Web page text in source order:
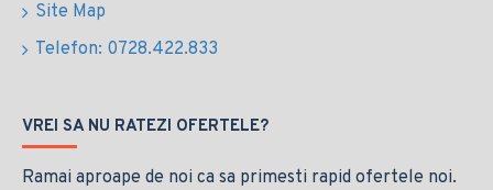
Site Map
Telefon: 0728.422.833
VREI SA NU RATEZI OFERTELE?
Ramai aproape de noi ca sa primesti rapid ofertele noi.